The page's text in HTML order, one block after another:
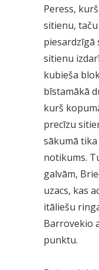
Peress,
sitienu,
sitienu
kubieša
bīstamākā
kurš
precīzu
sākumā
notikums.
galvām,
uzacs, kas
itāliešu
Barrovekio
punktu.